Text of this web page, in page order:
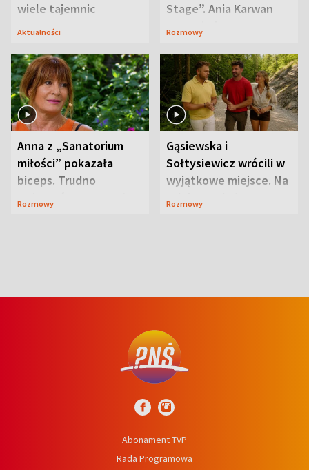
wiele tajemnic
Aktualności
Stage”. Ania Karwan
zapowiada
Rozmowy
Anna z „Sanatorium
miłości” pokazała
biceps. Trudno
uwierzyć, co przeszła
Rozmowy
Gąsiewska i
Sołtysiewicz wrócili w
wyjątkowe miejsce. Na
szlaku czekał
Rozmowy
Abonament TVP
Rada Programowa